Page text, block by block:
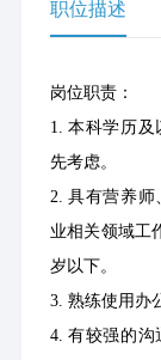
职位描述
岗位职责：
1. 本科学历
先考虑。
2. 具有营养师
业相关领域工
岁以下。
3. 熟练使用办
4. 有较强的沟